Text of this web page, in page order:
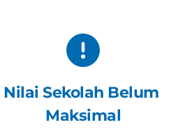
Nilai Sekolah Belum
Maksimal